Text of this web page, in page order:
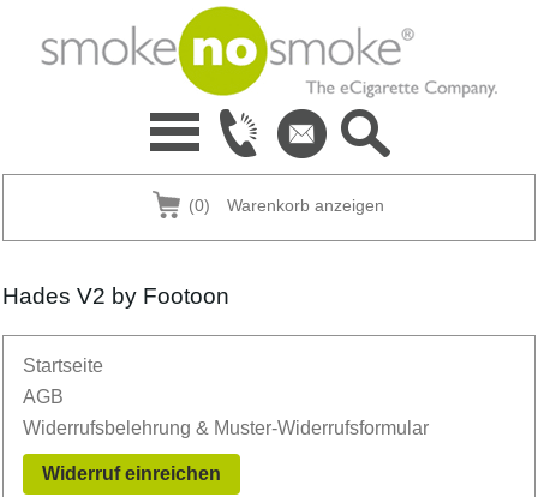
(0) Warenkorb anzeigen
Hades V2 by Footoon
Startseite
AGB
Widerrufsbelehrung & Muster-Widerrufsformular
Widerruf einreichen